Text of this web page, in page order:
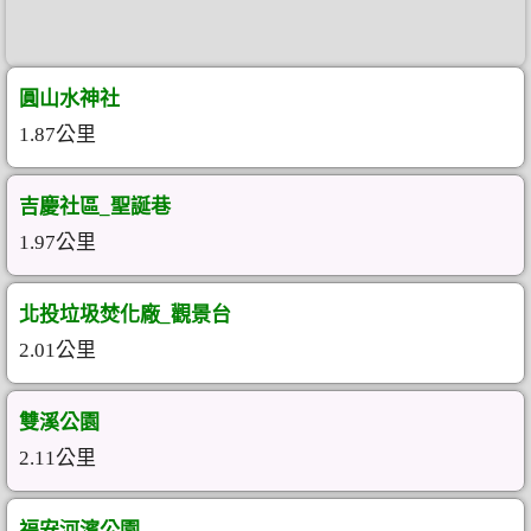
圓山水神社
1.87公里
吉慶社區_聖誕巷
1.97公里
北投垃圾焚化廠_觀景台
2.01公里
雙溪公園
2.11公里